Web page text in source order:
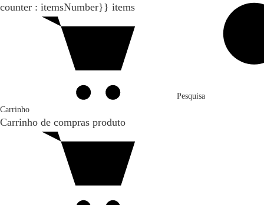
counter : itemsNumber}} items
Carrinho
Carrinho de compras produto
Pesquisa